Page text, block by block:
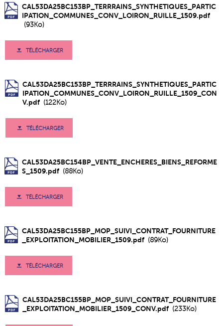
CAL53DA25BC153BP_TERRRAINS_SYNTHETIQUES_PARTIC
IPATION_COMMUNES_CONV_LOIRON_RUILLE_1509.pdf
(93Ko)
TÉLÉCHARGER
CAL53DA25BC153BP_TERRRAINS_SYNTHETIQUES_PARTIC
IPATION_COMMUNES_CONV_LOIRON_RUILLE_1509_CON
V.pdf (122Ko)
TÉLÉCHARGER
CAL53DA25BC154BP_VENTE_ENCHERES_BIENS_REFORME
S_1509.pdf (88Ko)
TÉLÉCHARGER
CAL53DA25BC155BP_MOP_SUIVI_CONTRAT_FOURNITURE
_EXPLOITATION_MOBILIER_1509.pdf (89Ko)
TÉLÉCHARGER
CAL53DA25BC155BP_MOP_SUIVI_CONTRAT_FOURNITURE
_EXPLOITATION_MOBILIER_1509_CONV.pdf (233Ko)